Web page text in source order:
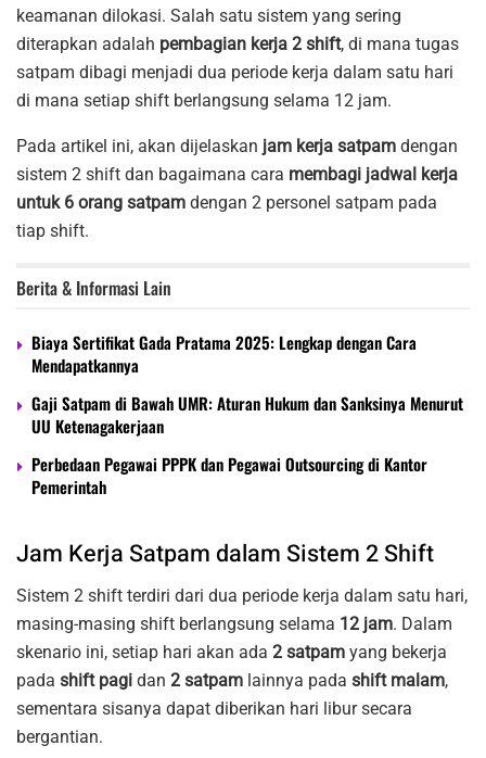
keamanan dilokasi. Salah satu sistem yang sering
diterapkan adalah pembagian kerja 2 shift, di mana tugas
satpam dibagi menjadi dua periode kerja dalam satu hari
di mana setiap shift berlangsung selama 12 jam.
Pada artikel ini, akan dijelaskan jam kerja satpam dengan
sistem 2 shift dan bagaimana cara membagi jadwal kerja
untuk 6 orang satpam dengan 2 personel satpam pada
tiap shift.
Berita & Informasi Lain
Biaya Sertifikat Gada Pratama 2025: Lengkap dengan Cara
Mendapatkannya
Gaji Satpam di Bawah UMR: Aturan Hukum dan Sanksinya Menurut
UU Ketenagakerjaan
Perbedaan Pegawai PPPK dan Pegawai Outsourcing di Kantor
Pemerintah
Jam Kerja Satpam dalam Sistem 2 Shift
Sistem 2 shift terdiri dari dua periode kerja dalam satu hari,
masing-masing shift berlangsung selama 12 jam. Dalam
skenario ini, setiap hari akan ada 2 satpam yang bekerja
pada shift pagi dan 2 satpam lainnya pada shift malam,
sementara sisanya dapat diberikan hari libur secara
bergantian.